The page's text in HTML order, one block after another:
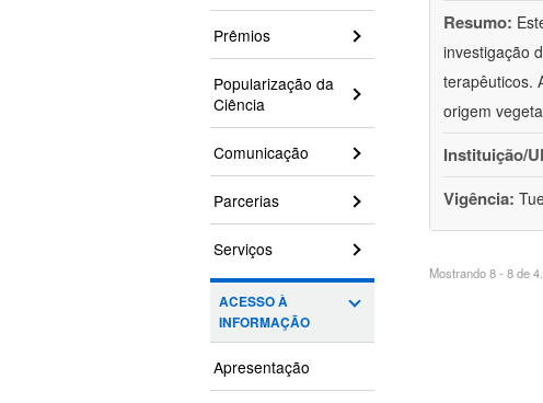
Prêmios
Popularização da
Ciência
Comunicação
Parcerias
Serviços
ACESSO À
INFORMAÇÃO
Apresentação
Resumo:
investigação
terapêuticos.
origem
Instituição/
Vigência:
Mostrando 8 - 8 de